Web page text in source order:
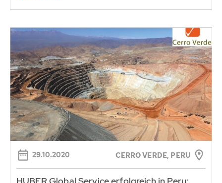
29.10.2020 CERRO VERDE, PERU
HUBER Global Service erfolgreich in Peru: